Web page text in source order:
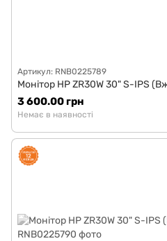
Артикул: RNB0225789
Монітор HP ZR30W 30" S-IPS
3 600.00 грн
Немає в наявності